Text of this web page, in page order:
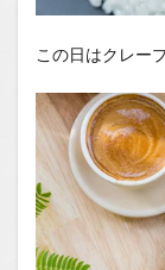
この日はクレー